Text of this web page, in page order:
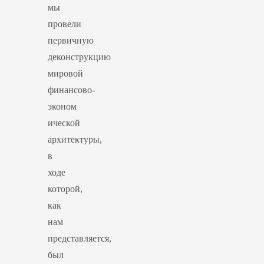
мы
провели
первичную
деконструкцию
мировой
финансово-
эконом
ической
архитектуры,
в
ходе
которой,
как
нам
представляется,
был